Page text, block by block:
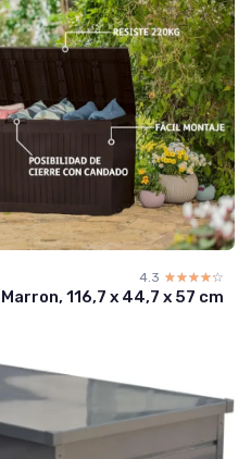
4.3 ☆☆☆☆☆
★★★★★
116,7 x 44,7 x 57 cm